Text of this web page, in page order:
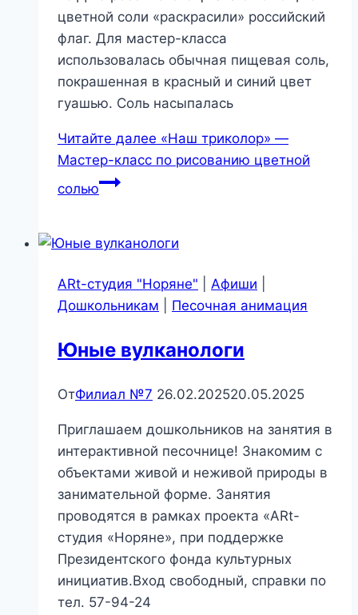
цветной соли «раскрасили» российский
флаг. Для мастер-класса
использовалась обычная пищевая соль,
покрашенная в красный и синий цвет
гуашью. Соль насыпалась
Читайте далее «Наш триколор» —
Мастер-класс по рисованию цветной
солью
ARt-студия "Норяне" Афиши
Дошкольникам
Песочная анимация
Юные вулканологи
ОтФилиал №7 26.02.202520.05.2025
Приглашаем дошкольников на занятия в
интерактивной песочнице! Знакомим с
объектами живой и неживой природы в
занимательной форме. Занятия
проводятся в рамках проекта «ARt-
студия «Норяне», при поддержке
Президентского фонда культурных
инициатив.Вход свободный, справки по
тел. 57-94-24